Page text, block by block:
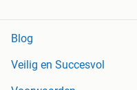
Blog
Veilig en Succesvol